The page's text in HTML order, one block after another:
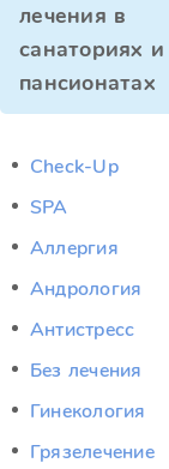
лечения в
санаториях и
пансионатах
Check-Up
SPA
Аллергия
Андрология
Антистресс
Без лечения
Гинекология
Грязелечение